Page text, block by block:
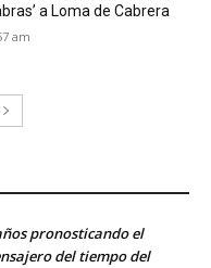
a Loma de Cabrera
am
pronosticando el
del tiempo del